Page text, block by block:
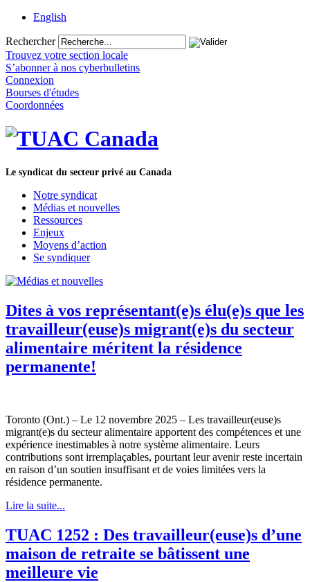
English
Rechercher
Trouvez votre section locale
S’abonner à nos cyberbulletins
Connexion
Bourses d'études
Coordonnées
Le syndicat du secteur privé au Canada
Notre syndicat
Médias et nouvelles
Ressources
Enjeux
Moyens d’action
Se syndiquer
Dites à vos représentant(e)s élu(e)s que les
travailleur(euse)s migrant(e)s du secteur
alimentaire méritent la résidence
permanente!
Toronto (Ont.) – Le 12 novembre 2025 – Les travailleur(euse)s
migrant(e)s du secteur alimentaire apportent des compétences et une
expérience inestimables à notre système alimentaire. Leurs
contributions sont irremplaçables, pourtant leur avenir reste incertain
en raison d’un soutien insuffisant et de voies limitées vers la
résidence permanente.
Lire la suite...
TUAC 1252 : Des travailleur(euse)s d’une
maison de retraite se bâtissent une
meilleure vie